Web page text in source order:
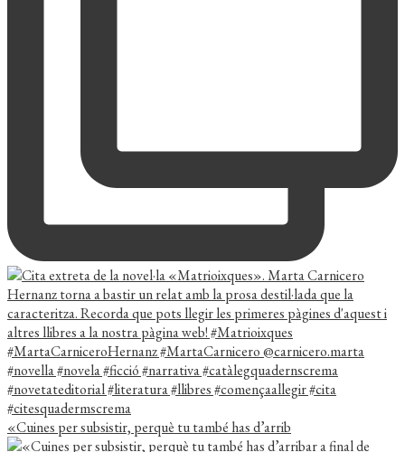
«Cuines per subsistir, perquè tu també has d’arrib